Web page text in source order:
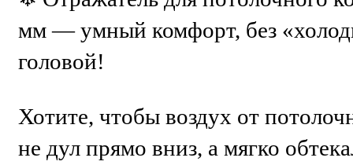
мм — умный комфорт, без
головой!
Хотите, чтобы воздух от
не дул прямо вниз, а мягко